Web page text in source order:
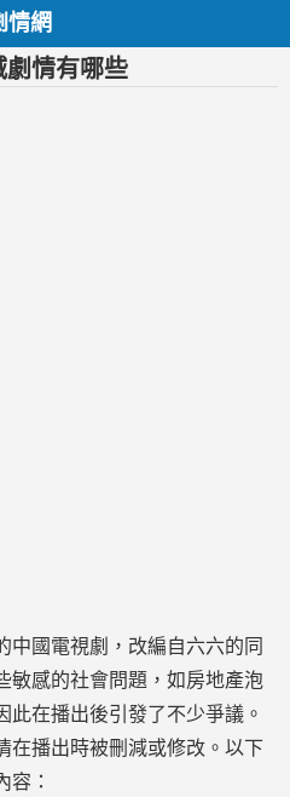
情網
劇情有哪些
中國電視劇，改編自六六的同
敏感的社會問題，如房地產泡
在播出後引發了不少爭議。
在播出時被刪減或修改。以下
容：